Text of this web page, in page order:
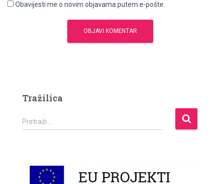
Obavijesti me o novim objavama putem e-pošte.
Tražilica
P
r
Pretraži …